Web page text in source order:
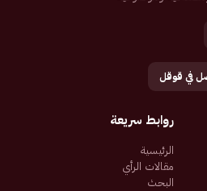
في قوقل
روابط سريعة
الرئيسية
مقالات الرأي
البحث